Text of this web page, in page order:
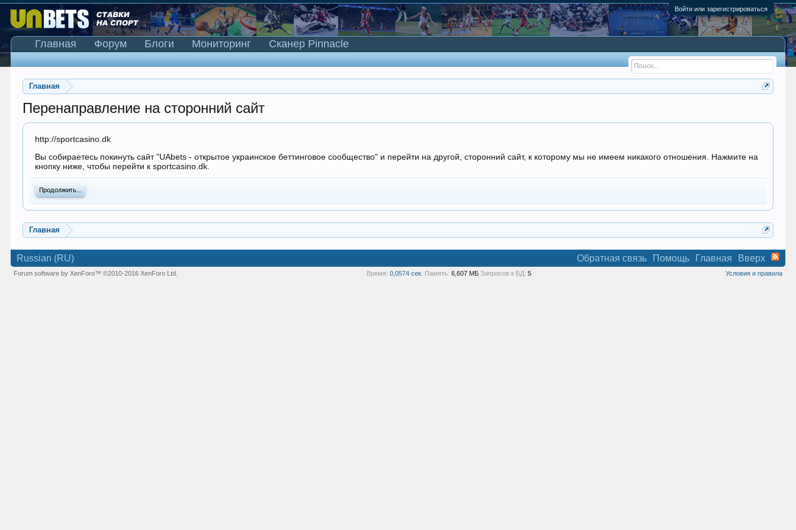
Войти или зарегистрироваться
Главная
Перенаправление на сторонний сайт
http://sportcasino.dk
Вы собираетесь покинуть сайт "UAbets - открытое украинское беттинговое сообщество" и перейти на другой, сторонний сайт, к которому мы не имеем никакого отношения. Нажмите на
кнопку ниже, чтобы перейти к sportcasino.dk.
Продолжить...
Главная
Главная Форум Блоги Мониторинг Сканер Pinnacle
Russian (RU) Обратная связь Помощь Главная Вверх
Условия и правила
Forum software by XenForo™©2010-2016 XenForo Ltd. Время: 0,0574 сек. Память: 6,607 МБ Запросов к БД: 5